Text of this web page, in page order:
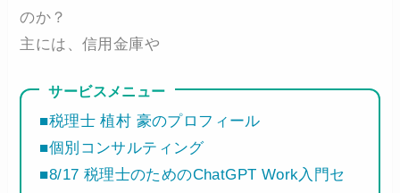
のか？
主には、信用金庫や
サービスメニュー
■税理士 植村 豪のプロフィール
■個別コンサルティング
■8/17 税理士のためのChatGPT Work入門セ